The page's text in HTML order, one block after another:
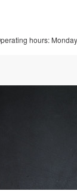
hours: